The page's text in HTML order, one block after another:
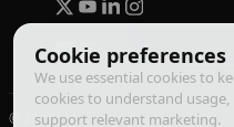
Cookie preferences
We use essential cookies to
cookies to understand
support relevant marketing.
© 2026 Deemos Corporation. Alle